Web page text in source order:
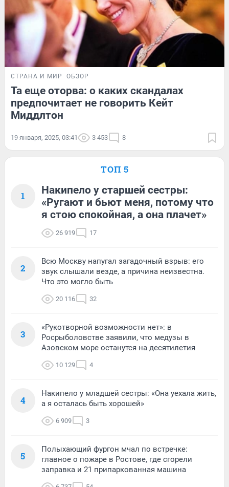
СТРАНА И МИР ОБЗОР
Та еще оторва: о каких скандалах
предпочитает не говорить Кейт
Миддлтон
19 января, 2025, 03:41 3 453 8
ТОП 5
1
Накипело у старшей сестры:
«Ругают и бьют меня, потому что
я стою спокойная, а она плачет»
26 919 17
2
Всю Москву напугал загадочный взрыв: его
звук слышали везде, а причина неизвестна.
Что это могло быть
20 116 32
3
«Рукотворной возможности нет»: в
Росрыболовстве заявили, что медузы в
Азовском море останутся на десятилетия
10 129 4
4
Накипело у младшей сестры: «Она уехала жить,
а я осталась быть хорошей»
6 909 3
5
Полыхающий фургон мчал по встречке:
главное о пожаре в Ростове, где сгорели
заправка и 21 припаркованная машина